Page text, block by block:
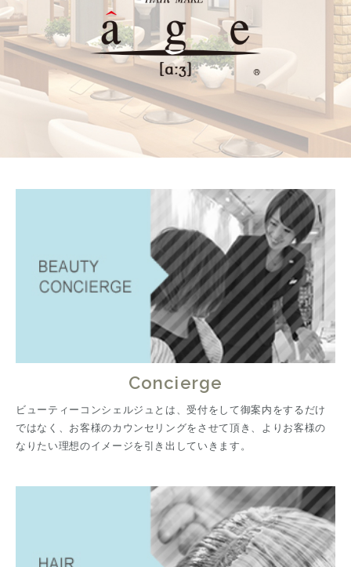
Concierge
ビューティーコンシェルジュとは、受付をして御案内をするだけ
ではなく、お客様のカウンセリングをさせて頂き、よりお客様の
なりたい理想のイメージを引き出していきます。